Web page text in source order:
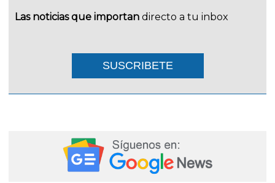
Las noticias que importan directo a tu inbox
SUSCRIBETE